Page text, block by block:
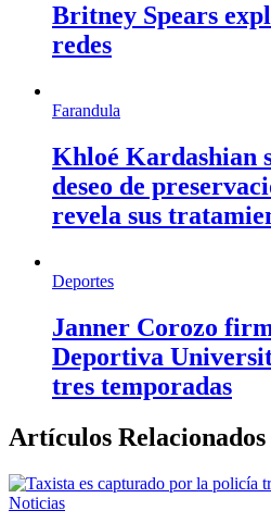
Britney Spears
redes
Farandula
Khloé Kardashian
deseo de
revela sus
Deportes
Janner Corozo
Deportiva
tres temporadas
Artículos Relacionados
Noticias